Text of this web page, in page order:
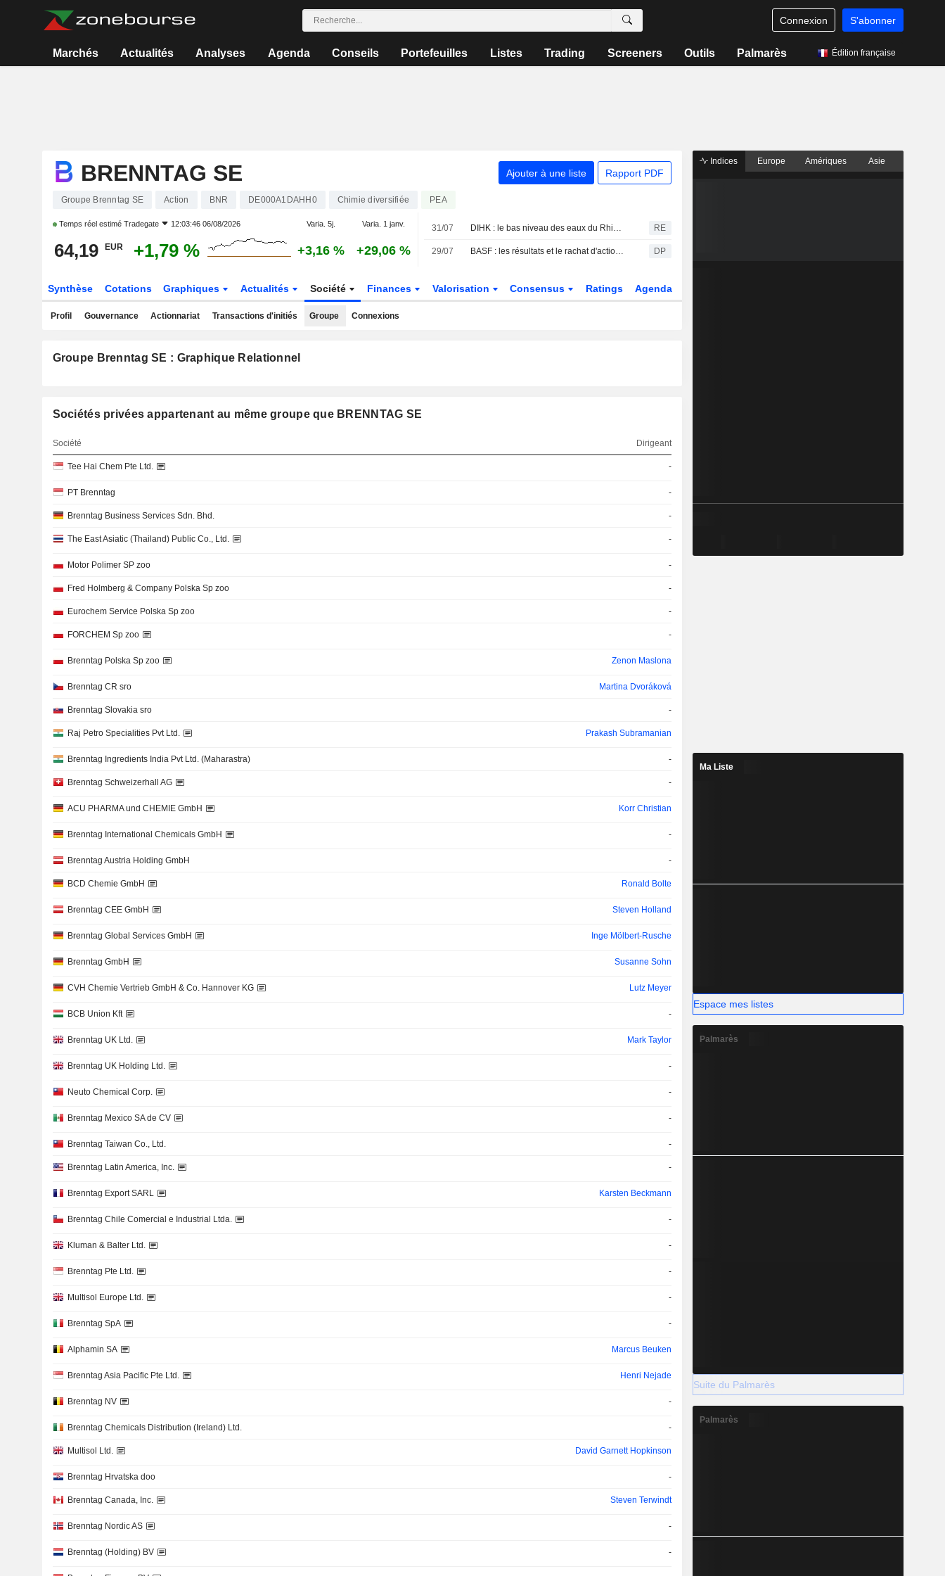
Connexion S'abonner
Marchés Actualités Analyses Agenda Conseils Portefeuilles Listes Trading Screeners Outils Palmarès Édition française
BRENNTAG SE Ajouter à une liste Rapport PDF
Groupe Brenntag SE Action BNR DE000A1DAHH0 Chimie diversifiée PEA
Temps réel estimé Tradegate 12:03:46 06/08/2026 Varia. 5j. Varia. 1 janv.
64,19 EUR +1,79 % +3,16 % +29,06 %
31/07 DIHK : le bas niveau des eaux du Rhin freine " massivement » le transport de marchandises RE
29/07 BASF : les résultats et le rachat d'actions salués par le marché DP
Synthèse Cotations Graphiques Actualités Société Finances Valorisation Consensus Ratings Agenda
Profil Gouvernance Actionnariat Transactions d'initiés Groupe Connexions
Groupe Brenntag SE : Graphique Relationnel
Sociétés privées appartenant au même groupe que BRENNTAG SE
Société Dirigeant
Tee Hai Chem Pte Ltd. -
PT Brenntag -
Brenntag Business Services Sdn. Bhd. -
The East Asiatic (Thailand) Public Co., Ltd. -
Motor Polimer SP zoo -
Fred Holmberg & Company Polska Sp zoo -
Eurochem Service Polska Sp zoo -
FORCHEM Sp zoo -
Brenntag Polska Sp zoo Zenon Maslona
Brenntag CR sro Martina Dvoráková
Brenntag Slovakia sro -
Raj Petro Specialities Pvt Ltd. Prakash Subramanian
Brenntag Ingredients India Pvt Ltd. (Maharastra) -
Brenntag Schweizerhall AG -
ACU PHARMA und CHEMIE GmbH Korr Christian
Brenntag International Chemicals GmbH -
Brenntag Austria Holding GmbH -
BCD Chemie GmbH Ronald Bolte
Brenntag CEE GmbH Steven Holland
Brenntag Global Services GmbH Inge Mölbert-Rusche
Brenntag GmbH Susanne Sohn
CVH Chemie Vertrieb GmbH & Co. Hannover KG Lutz Meyer
BCB Union Kft -
Brenntag UK Ltd. Mark Taylor
Brenntag UK Holding Ltd. -
Neuto Chemical Corp. -
Brenntag Mexico SA de CV -
Brenntag Taiwan Co., Ltd. -
Brenntag Latin America, Inc. -
Brenntag Export SARL Karsten Beckmann
Brenntag Chile Comercial e Industrial Ltda. -
Kluman & Balter Ltd. -
Brenntag Pte Ltd. -
Multisol Europe Ltd. -
Brenntag SpA -
Alphamin SA Marcus Beuken
Brenntag Asia Pacific Pte Ltd. Henri Nejade
Brenntag NV -
Brenntag Chemicals Distribution (Ireland) Ltd. -
Multisol Ltd. David Garnett Hopkinson
Brenntag Hrvatska doo -
Brenntag Canada, Inc. Steven Terwindt
Brenntag Nordic AS -
Brenntag (Holding) BV -
Indices Europe Amériques Asie
Ma Liste
Espace mes listes
Palmarès
Suite du Palmarès
Palmarès